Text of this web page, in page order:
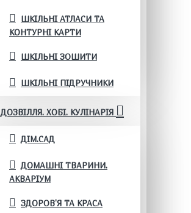
ШКІЛЬНІ АТЛАСИ ТА
КОНТУРНІ КАРТИ
ШКІЛЬНІ ЗОШИТИ
ШКІЛЬНІ ПІДРУЧНИКИ
ДОЗВІЛЛЯ. ХОБІ. КУЛІНАРІЯ
ДІМ.САД
ДОМАШНІ ТВАРИНИ.
АКВАРІУМ
ЗДОРОВ'Я ТА КРАСА